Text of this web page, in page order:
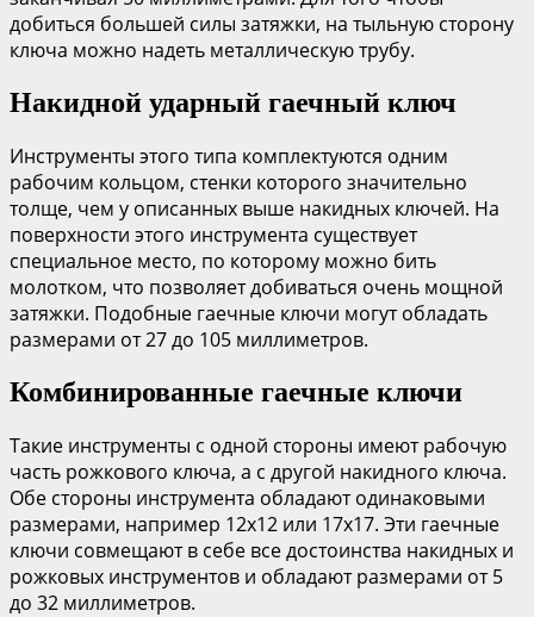
добиться большей силы затяжки, на тыльную сторону
ключа можно надеть металлическую трубу.
Накидной ударный гаечный ключ
Инструменты этого типа комплектуются одним
рабочим кольцом, стенки которого значительно
толще, чем у описанных выше накидных ключей. На
поверхности этого инструмента существует
специальное место, по которому можно бить
молотком, что позволяет добиваться очень мощной
затяжки. Подобные гаечные ключи могут обладать
размерами от 27 до 105 миллиметров.
Комбинированные гаечные ключи
Такие инструменты с одной стороны имеют рабочую
часть рожкового ключа, а с другой накидного ключа.
Обе стороны инструмента обладают одинаковыми
размерами, например 12х12 или 17х17. Эти гаечные
ключи совмещают в себе все достоинства накидных и
рожковых инструментов и обладают размерами от 5
до 32 миллиметров.